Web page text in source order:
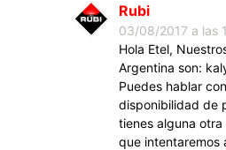
Rubi
03/08/2017 a las
Hola Etel,
Argentina son:
Puedes hablar
disponibilidad de
tienes alguna
que intentaremos